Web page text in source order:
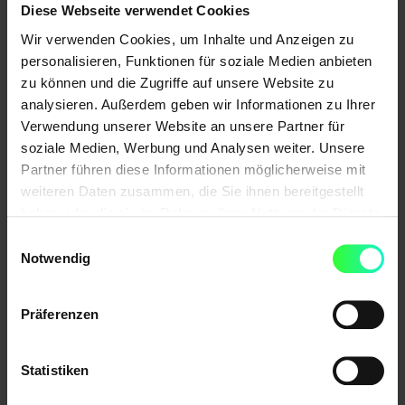
Diese Webseite verwendet Cookies
Wir verwenden Cookies, um Inhalte und Anzeigen zu
personalisieren, Funktionen für soziale Medien anbieten
zu können und die Zugriffe auf unsere Website zu
analysieren. Außerdem geben wir Informationen zu Ihrer
Verwendung unserer Website an unsere Partner für
soziale Medien, Werbung und Analysen weiter. Unsere
Partner führen diese Informationen möglicherweise mit
weiteren Daten zusammen, die Sie ihnen bereitgestellt
Notwendig
Präferenzen
Statistiken
Projektbasierte Zuarbeit in GEO, SEO, SEA,
Content, Tracking, Webanalyse etc.
Keine Angebotskonkurrenz – volle Loyalität
gegenüber Ihrer Agentur
Fachlich starke Umsetzung in Ihrer Tonalität
und unter Ihrer Marke
Effiziente Ergänzung statt eigene
erweitern – mit dem sicheren Gefühl, dass der